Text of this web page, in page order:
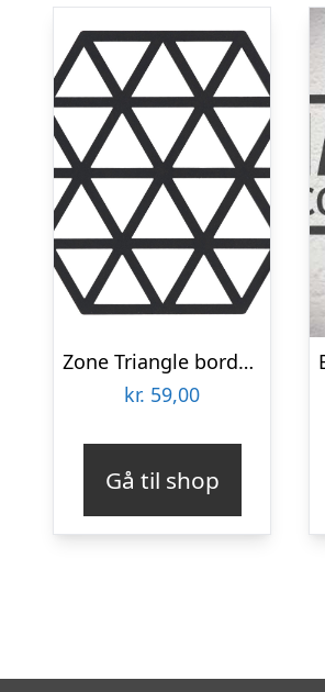
Zone Triangle bordskåner, sort
kr. 59,00
Gå til shop